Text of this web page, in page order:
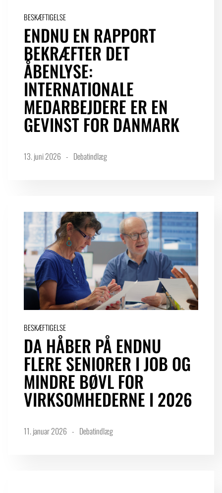
LOGIN FOR MEDLEMSORGANISATIONER
BESKÆFTIGELSE
ENDNU EN RAPPORT
BEKRÆFTER DET
ÅBENLYSE:
INTERNATIONALE
MEDARBEJDERE ER EN
GEVINST FOR DANMARK
13. juni 2026 Debatindlæg
BESKÆFTIGELSE
DA HÅBER PÅ ENDNU
FLERE SENIORER I JOB OG
MINDRE BØVL FOR
VIRKSOMHEDERNE I 2026
11. januar 2026 Debatindlæg